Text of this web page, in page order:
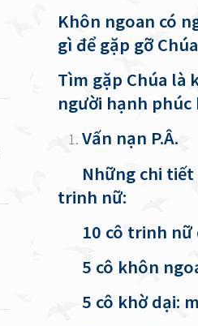
Khôn ngoan có
gì để gặp gỡ
Tìm gặp Chúa là
người hạnh phúc
Vấn nạn P.Â.
Những chi tiết
trinh nữ:
10 cô trinh nữ
5 cô khôn
5 cô khờ dại: